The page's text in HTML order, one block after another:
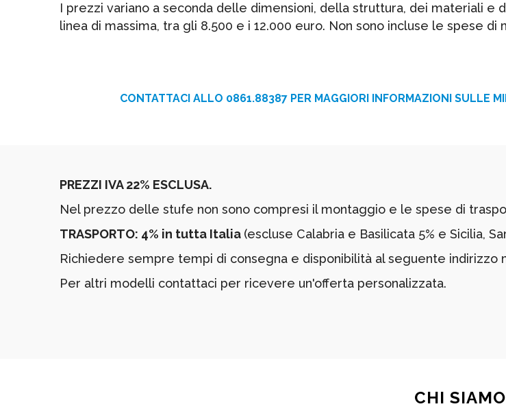
I prezzi variano a seconda delle dimensioni, della struttura, dei materiali e
linea di massima, tra gli 8.500 e i 12.000 euro. Non sono incluse le spese
CONTATTACI ALLO 0861.88387 PER MAGGIORI INFORMAZIONI SULLE
PREZZI IVA 22% ESCLUSA.
Nel prezzo delle stufe non sono compresi il montaggio e le spese di
TRASPORTO: 4% in tutta Italia (escluse Calabria e Basilicata 5% e Sicilia,
Richiedere sempre tempi di consegna e disponibilità al seguente indirizzo
Per altri modelli contattaci per ricevere un'offerta personalizzata.
CHI SIAMO